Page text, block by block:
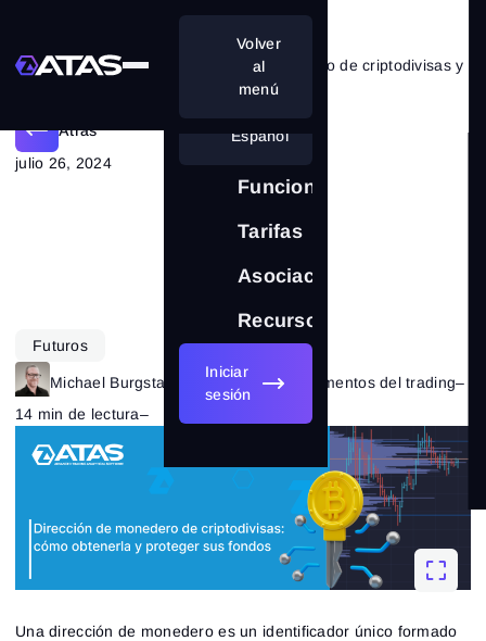
Funciones
Tarifas
Asociación
Recursos
Español
Iniciar
sesión
Volver
al
menú
Atrás
julio 26, 2024
Futuros
Michael Burgstaller Categoría: Fundamentos del trading–
14 min de lectura–
Una dirección de monedero es un identificador único formado